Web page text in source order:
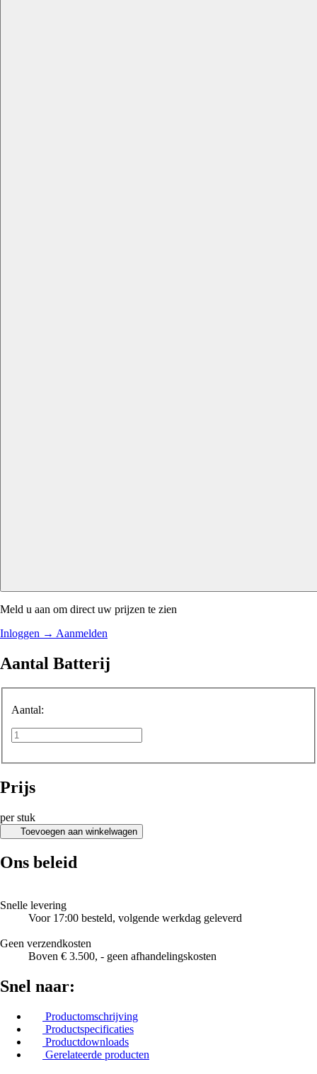
Meld u aan om direct uw prijzen te zien
Inloggen → Aanmelden
Aantal Batterij
Aantal:
Prijs
per stuk
Toevoegen aan winkelwagen
Ons beleid
Snelle levering
Voor 17:00 besteld, volgende werkdag geleverd
Geen verzendkosten
Boven € 3.500, - geen afhandelingskosten
Snel naar:
Productomschrijving
Productspecificaties
Productdownloads
Gerelateerde producten